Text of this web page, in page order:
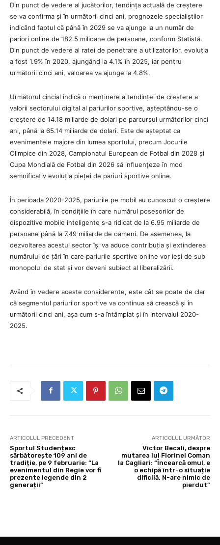
Din punct de vedere al jucătorilor, tendința actuală de creștere
se va confirma și în următorii cinci ani, prognozele specialiștilor
indicând faptul că până în 2029 se va ajunge la un număr de
pariori online de 182.5 milioane de persoane, conform Statistă.
Din punct de vedere al ratei de penetrare a utilizatorilor, evoluția
a fost 1.9% în 2020, ajungând la 4.1% în 2025, iar pentru
următorii cinci ani, valoarea va ajunge la 4.8%.
Următorul cincial indică o menținere a tendinței de creștere a
valorii sectorului digital al pariurilor sportive, așteptându-se o
creștere de 14.18 miliarde de dolari pe parcursul următorilor cinci
ani, până la 65.14 miliarde de dolari. Este de așteptat ca
evenimentele majore din lumea sportului, precum Jocurile
Olimpice din 2028, Campionatul European de Fotbal din 2028 și
Cupa Mondială de Fotbal din 2026 să influențeze în mod
semnificativ evoluția pieței de pariuri sportive online.
În perioada 2020-2025, pariurile pe mobil au cunoscut o creștere
considerabilă, în condițiile în care numărul posesorilor de
dispozitive mobile inteligente s-a ridicat de la 6.95 miliarde de
persoane până la 7.49 miliarde de oameni. De asemenea, la
dezvoltarea acestui sector își va aduce contribuția și extinderea
numărului de țări în care pariurile sportive online vor ieși de sub
monopolul de stat și vor deveni subiect al liberalizării.
Având în vedere aceste considerente, este cât se poate de clar
că segmentul pariurilor sportive va continua să crească și în
următorii cinci ani, așa cum s-a întâmplat și în intervalul 2020-
2025.
ARTICOLUL PRECEDENT
Sportul Studențesc
sărbătorește 109 ani de
tradiție, pe 9 februarie: “La
evenimentul din Regie vor fi
prezente legende din 2
generații”
ARTICOLUL URMĂTOR
Victor Becali, despre
mutarea lui Florinel Coman
la Cagliari: “Încearcă omul, e
o echipă într-o situație
dificilă. N-are nimic de
pierdut”